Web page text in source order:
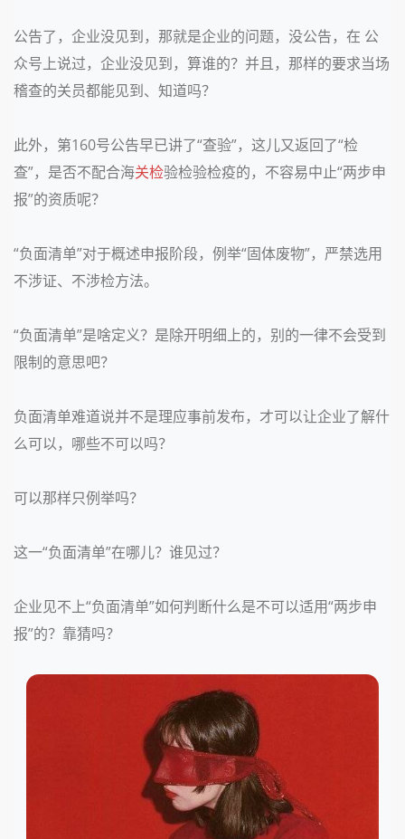
公告了，企业没见到，那就是企业的问题，没公告，在 公
众号上说过，企业没见到，算谁的？并且，那样的要求当场
稽查的关员都能见到、知道吗？
此外，第160号公告早已讲了“查验”，这儿又返回了“检
查”， 是否不配合海关检验检验检疫的，不容易中止“两步申
报”的资质呢？
“负面清单”对于概述申报阶段，例举“固体废物”，严禁选用
不涉证、不涉检方法。
“负面清单”是啥定义？是除开明细上的，别的一律不会受到
限制的意思吧？
负面清单难道说并不是理应事前发布，才可以让企业了解什
么可以，哪些不可以吗？
可以那样只例举吗？
这一“负面清单”在哪儿？谁见过？
企业见不上“负面清单”如何判断什么是不可以适用“两步申
报”的？靠猜吗？